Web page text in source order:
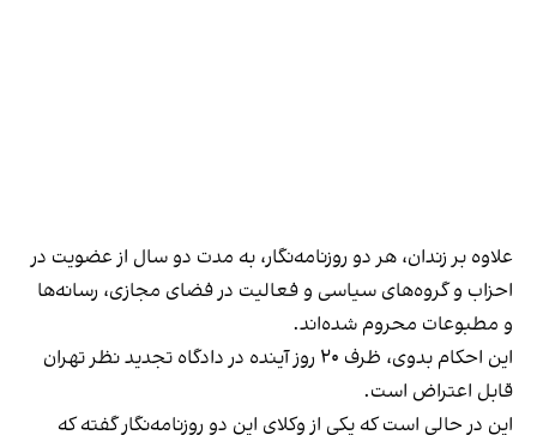
علاوه بر زندان، هر دو روزنامه‌نگار، به مدت دو سال از عضویت در
احزاب و گروه‌های سیاسی و فعالیت در فضای مجازی، رسانه‌ها
و مطبوعات محروم شده‌اند.
این احکام بدوی، ظرف ۲۰ روز آینده در دادگاه تجدید نظر تهران
قابل اعتراض است.
این در حالی است که یکی از وکلای این دو روزنامه‌نگار گفته که